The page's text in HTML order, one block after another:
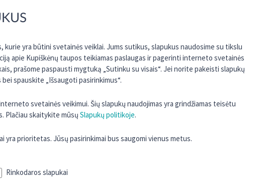
kurie yra būtini svetainės veiklai. Jums sutikus, slapukus naudosime su tikslu
apie Kupiškėnų taupos teikiamas paslaugas ir pagerinti interneto svetainės
prašome paspausti mygtuką „Sutinku su visais“. Jei norite pakeisti slapukų
spauskite „Išsaugoti pasirinkimus“.
svetainės veikimui. Šių slapukų naudojimas yra grindžiamas teisėtu
Plačiau skaitykite mūsų Slapukų politikoje.
yra prioritetas. Jūsų pasirinkimai bus saugomi vienus metus.
Rinkodaros slapukai
informacija norintiems investuoti į „Kreda“ grupės subordinuotų obligacijų
kredito unija veiklą vykdo kooperatiniais pagrindais. JCKU narės – „Kreda“
JCKU kaip centrinė kredito unija pirmiausiai yra priežiūrą vykdantis